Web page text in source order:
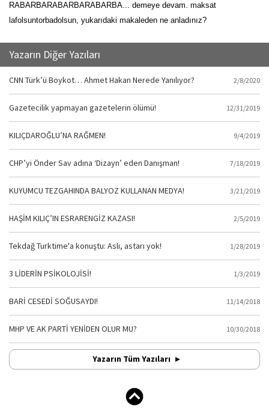
RABARBARABARBARABARBA... demeye devam. maksat
lafolsuntorbadolsun, yukarıdaki makaleden ne anladınız?
Yazarın Diğer Yazıları
CNN Türk’ü Boykot… Ahmet Hakan Nerede Yanılıyor? 2/8/2020
Gazetecilik yapmayan gazetelerin ölümü! 12/31/2019
KILIÇDAROĞLU’NA RAĞMEN! 9/4/2019
CHP’yi Önder Sav adına ‘Dizayn’ eden Danışman! 7/18/2019
KUYUMCU TEZGAHINDA BALYOZ KULLANAN MEDYA! 3/21/2019
HAŞİM KILIÇ’IN ESRARENGİZ KAZASI! 2/5/2019
Tekdağ Turktime'a konuştu: Aslı, astarı yok! 1/28/2019
3 LİDERİN PSİKOLOJİSİ! 1/3/2019
BARİ CESEDİ SOĞUSAYDI! 11/14/2018
MHP VE AK PARTİ YENİDEN OLUR MU? 10/30/2018
Yazarın Tüm Yazıları